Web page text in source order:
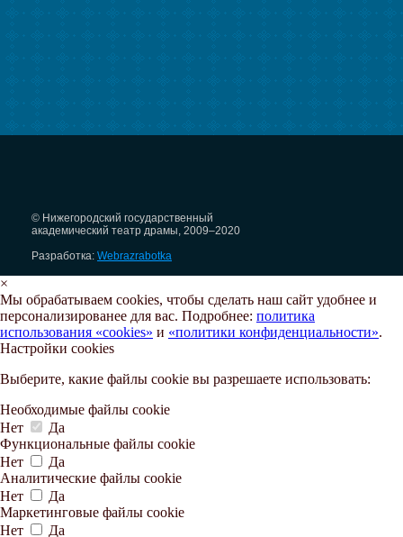
© Нижегородский государственный
академический театр драмы, 2009–2020
Разработка: Webrazrabotka
×
Мы обрабатываем cookies, чтобы сделать наш сайт удобнее и
персонализированее для вас. Подробнее: политика
использования «cookies» и «политики конфиденциальности».
Настройки cookies
Выберите, какие файлы cookie вы разрешаете использовать:
Необходимые файлы cookie
Нет
Да
Функциональные файлы cookie
Нет
Да
Аналитические файлы cookie
Нет
Да
Маркетинговые файлы cookie
Нет
Да